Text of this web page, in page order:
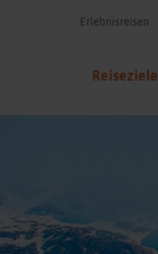
Erlebnisreisen
Reiseziele